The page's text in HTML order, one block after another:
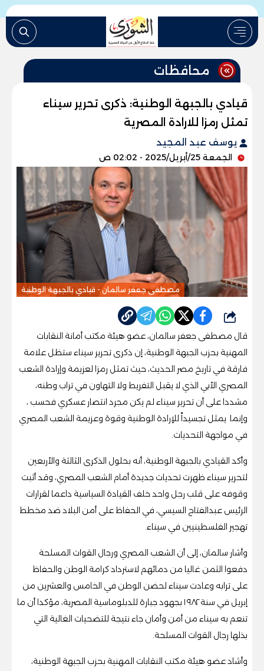
محافظات
قيادي بالجبهة الوطنية: ذكرى تحرير سيناء
تمثل رمزا للارادة المصرية
يوسف عبد المجيد
الجمعة 25/أبريل/2025 - 02:02 ص
مصطفى جعفر سالمان - قيادي بالجبهة الوطنية
شارك
قال مصطفى جعفر سالمان، عضو هيئة مكتب أمانة النقابات
المهنية بحزب الجبهة الوطنية، إن ذكرى تحرير سيناء ستظل علامة
فارقة في تاريخ مصر الحديث، حيث تمثل رمزا لعزيمة وإرادة الشعب
المصري الأبي الذي لا يقبل التفريط ولا التهاون في تراب وطنه،
مشددا على أن تحرير سيناء لم يكن مجرد انتصار عسكري فحسب ،
وإنما يمثل تجسيداً للإرادة الوطنية وقوة وعزيمة الشعب المصري
في مواجهة التحديات.
وأكد القيادي بالجبهة الوطنية، أنه بحلول الذكرى الثالثة والأربعين
لتحرير سيناء ظهرت تحديات جديدة أمام الشعب المصري، وقد أثبت
وقوفه على قلب رجل واحد خلف القيادة السياسية داعما لقرارات
الرئيس عبدالفتاح السيسي، في الحفاظ على أمن البلاد ضد مخطط
تهجير الفلسطينيين في سيناء.
وأشار سالمان، إلى أن الشعب المصري ورجال القوات المسلحة
دفعوا الثمن غاليا من دمائهم لاسترداد كرامة الوطن والحفاظ
على ترابه وعادت سيناء لحضن الوطن في الخامس والعشرين من
إبريل في سنة ١٩٨٢ بجهود جبارة للدبلوماسية المصرية، مؤكدا أن ما
تنعم به سيناء من أمن وأمان جاء نتيجة للتضحيات الغالية التي
بذلها رجال القوات المسلحة.
وأشاد عضو هيئة مكتب النقابات المهنية بحزب الجبهة الوطنية،